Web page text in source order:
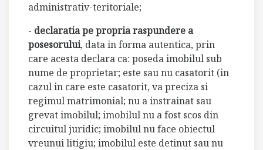
administrativ-teritoriale;
- declaratia pe propria raspundere a
posesorului, data in forma autentica, prin
care acesta declara ca: poseda imobilul sub
nume de proprietar; este sau nu casatorit (in
cazul in care este casatorit, va preciza si
regimul matrimonial; nu a instrainat sau
grevat imobilul; imobilul nu a fost scos din
circuitul juridic; imobilul nu face obiectul
vreunui litigiu; imobilul este detinut sau nu